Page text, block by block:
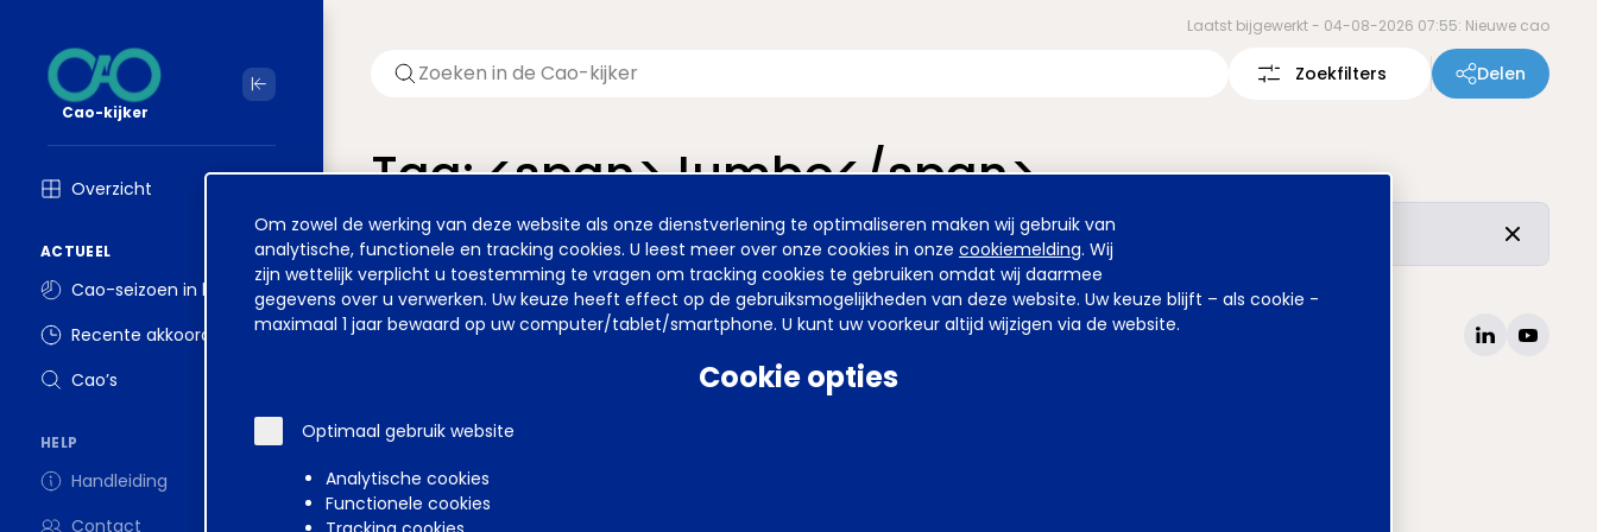
Cookie
melding
Om zowel de werking van deze website als onze dienstverlening te optimaliseren maken wij gebruik van
analytische, functionele en tracking cookies. U leest meer over onze cookies in onze cookiemelding. Wij
zijn wettelijk verplicht u toestemming te vragen om tracking cookies te gebruiken omdat wij daarmee
gegevens over u verwerken. Uw keuze heeft effect op de gebruiksmogelijkheden van deze website. Uw keuze blijft – als cookie -
maximaal 1 jaar bewaard op uw computer/tablet/smartphone. U kunt uw voorkeur altijd wijzigen via de website.
Cookie opties
Optimaal gebruik website
Analytische cookies
Functionele cookies
Cao-kijker
Overzicht
ACTUEEL
Cao-seizoen in beeld
Recente akkoorden
Cao’s
HELP
Handleiding
Contact
Laatst bijgewerkt - 04-08-2026 07:55: Nieuwe cao
Zoekfilters Delen
Tag: <span>Jumbo</span>
Welkom op vernieuwde pagina van de Cao-kijker. De vormgeving is nieuw, maar de vertrouwde inhoud is ongewijzigd.
Disclaimer VoorwaardenPrivacyTel 070 850 86 00Mail werkgeverslijn@awvn.nlWebsitewww.awvn.nl